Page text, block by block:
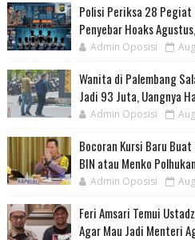
Polisi Periksa 28 Pegiat
Penyebar Hoaks
Admin Oposisi
Wanita di Palembang
Jadi 93 Juta, Uangnya
Admin Oposisi
Bocoran Kursi Baru
BIN atau Menko
Admin Oposisi
Feri Amsari Temui
Agar Mau Jadi Menteri